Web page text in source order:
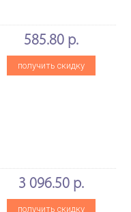
585.80 р.
получить скидку
3 096.50 р.
получить скидку